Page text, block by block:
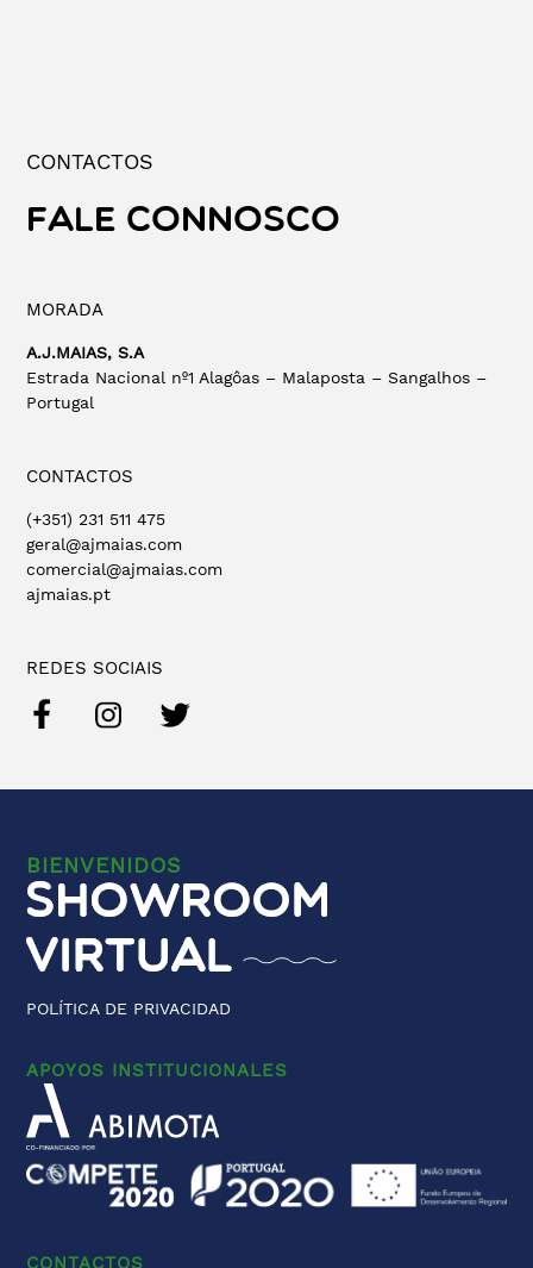
CONTACTOS
FALE CONNOSCO
MORADA
A.J.MAIAS, S.A
Estrada Nacional nº1 Alagôas – Malaposta – Sangalhos –
Portugal
CONTACTOS
(+351) 231 511 475
geral@ajmaias.com
comercial@ajmaias.com
ajmaias.pt
REDES SOCIAIS
BIENVENIDOS
POLÍTICA DE PRIVACIDAD
APOYOS INSTITUCIONALES
CONTACTOS